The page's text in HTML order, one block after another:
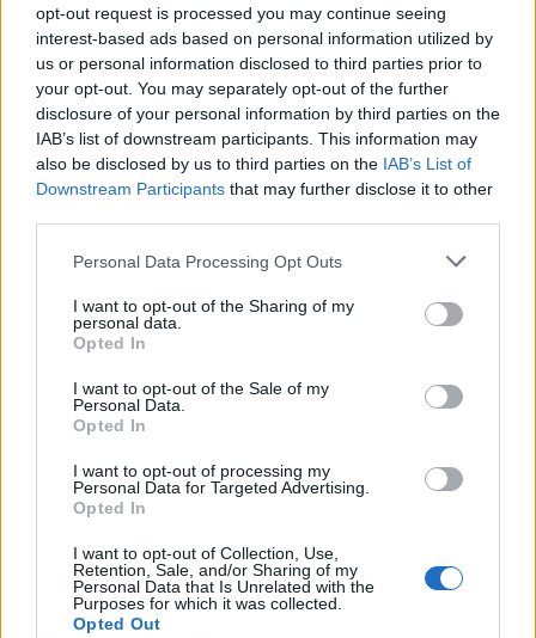
opt-out request is processed you may continue seeing
interest-based ads based on personal information utilized by
us or personal information disclosed to third parties prior to
your opt-out. You may separately opt-out of the further
disclosure of your personal information by third parties on the
IAB’s list of downstream participants. This information may
also be disclosed by us to third parties on the IAB’s List of
Downstream Participants that may further disclose it to other
Personal Data Processing Opt Outs
I want to opt-out of the Sharing of my
personal data.
Opted In
I want to opt-out of the Sale of my
Personal Data.
Opted In
I want to opt-out of processing my
Personal Data for Targeted Advertising.
Opted In
I want to opt-out of Collection, Use,
Retention, Sale, and/or Sharing of my
Personal Data that Is Unrelated with the
Purposes for which it was collected.
Opted Out
Abrir galería - Hay 2 imágenes
Horario